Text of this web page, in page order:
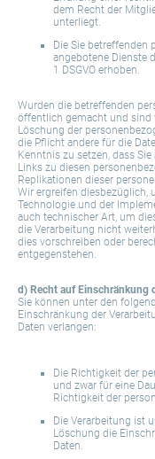
dem Recht der
unterliegt.
Die Sie betreffenden
angebotene Dienste
1 DSGVO erhoben.
Wurden die betreffenden
öffentlich gemacht und sind
Löschung der
die Pflicht andere für die
Kenntnis zu setzen, dass
Links zu diesen
Replikationen dieser
Wir ergreifen diesbezüglich,
Technologie und der
auch technischer Art, um
die Verarbeitung nicht
dies vorschreiben oder
entgegenstehen.
d) Recht auf Einschränkung
Sie können unter den
Einschränkung der
Daten verlangen:
Die Richtigkeit der
und zwar für eine
Richtigkeit der
Die Verarbeitung ist
Löschung die
Daten.